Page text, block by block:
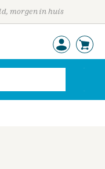
morgen in huis